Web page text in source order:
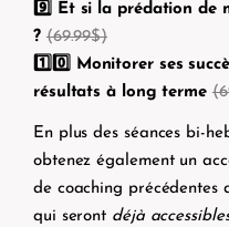
9️⃣ Et si la prédation de
? (69.99$)
1️⃣0️⃣ Monitorer ses
résultats à long terme
En plus des séances bi-
obtenez également un
de coaching précédentes
qui seront déjà